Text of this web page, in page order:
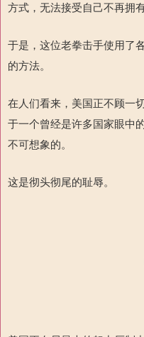
方式，无法接受自己不再拥
于是，这位老拳击手使用了
的方法。
在人们看来，美国正不顾一
于一个曾经是许多国家眼中
不可想象的。
这是彻头彻尾的耻辱。